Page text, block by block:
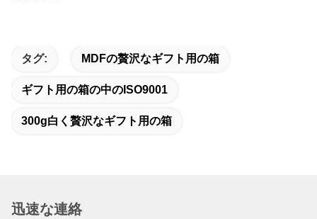
タグ: MDFの贅沢なギフト用の箱
ギフト用の箱の中のISO9001
300g白く贅沢なギフト用の箱
迅速な連絡